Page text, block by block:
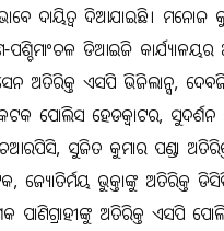
ଦାୟିତ୍ବ ଦିଆଯାଇଛି। ମନୋଜ
ପଶ୍ଚିମାଂଚଳ ଡିଆଇଜି
ଅତିରିକ୍ତ ଏସପି ଭିଜିଲାନ୍ସ, ଦେବଜିତ
ପୋଲିସ ହେଡକ୍ବାଟର, ସୁଦର୍ଶନ
ସୁଜିତ କୁମାର ପଣ୍ଡା
ଜ୍ୟୋତିର୍ମୟ ଭୁକ୍ତାଙ୍କୁ ଅତିରିକ୍ତ
ପାଣିଗ୍ରାହୀଙ୍କୁ ଅତିରିକ୍ତ ଏସପି